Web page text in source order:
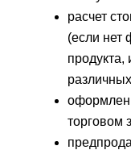
расчет
(если нет
продукта,
торговом